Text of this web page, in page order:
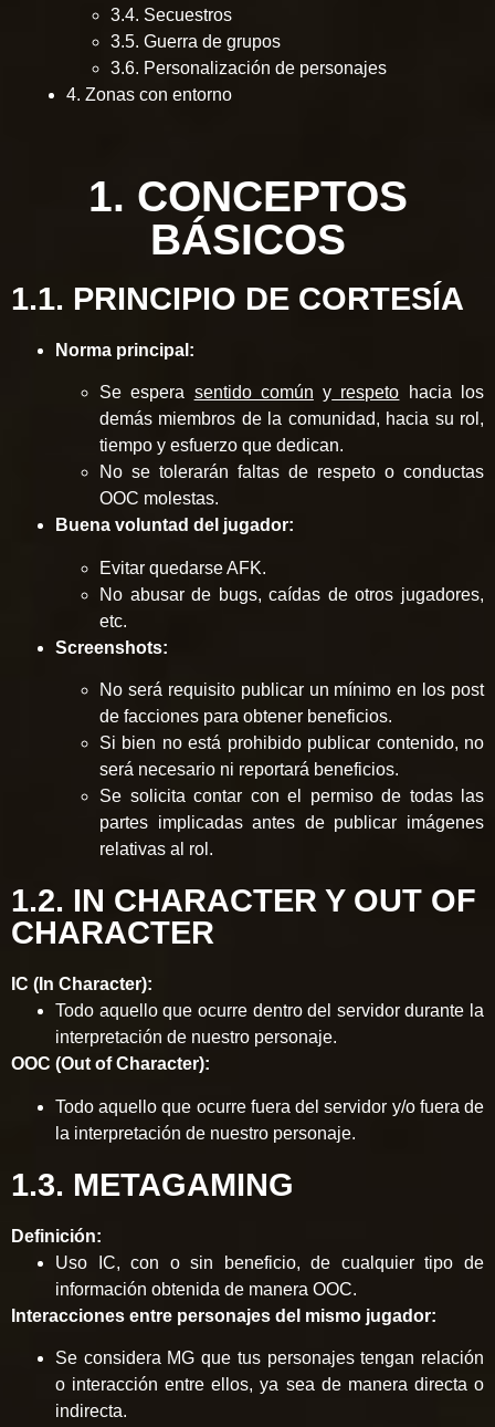
3.4. Secuestros
3.5. Guerra de grupos
3.6. Personalización de personajes
4. Zonas con entorno
1. CONCEPTOS
BÁSICOS
1.1. PRINCIPIO DE CORTESÍA
Norma principal:
Se espera sentido común y respeto hacia los
demás miembros de la comunidad, hacia su rol,
tiempo y esfuerzo que dedican.
No se tolerarán faltas de respeto o conductas
OOC molestas.
Buena voluntad del jugador:
Evitar quedarse AFK.
No abusar de bugs, caídas de otros jugadores,
etc.
Screenshots:
No será requisito publicar un mínimo en los post
de facciones para obtener beneficios.
Si bien no está prohibido publicar contenido, no
será necesario ni reportará beneficios.
Se solicita contar con el permiso de todas las
partes implicadas antes de publicar imágenes
relativas al rol.
1.2. IN CHARACTER Y OUT OF
CHARACTER
IC (In Character):
Todo aquello que ocurre dentro del servidor durante la
interpretación de nuestro personaje.
OOC (Out of Character):
Todo aquello que ocurre fuera del servidor y/o fuera de
la interpretación de nuestro personaje.
1.3. METAGAMING
Definición:
Uso IC, con o sin beneficio, de cualquier tipo de
información obtenida de manera OOC.
Interacciones entre personajes del mismo jugador:
Se considera MG que tus personajes tengan relación
o interacción entre ellos, ya sea de manera directa o
indirecta.